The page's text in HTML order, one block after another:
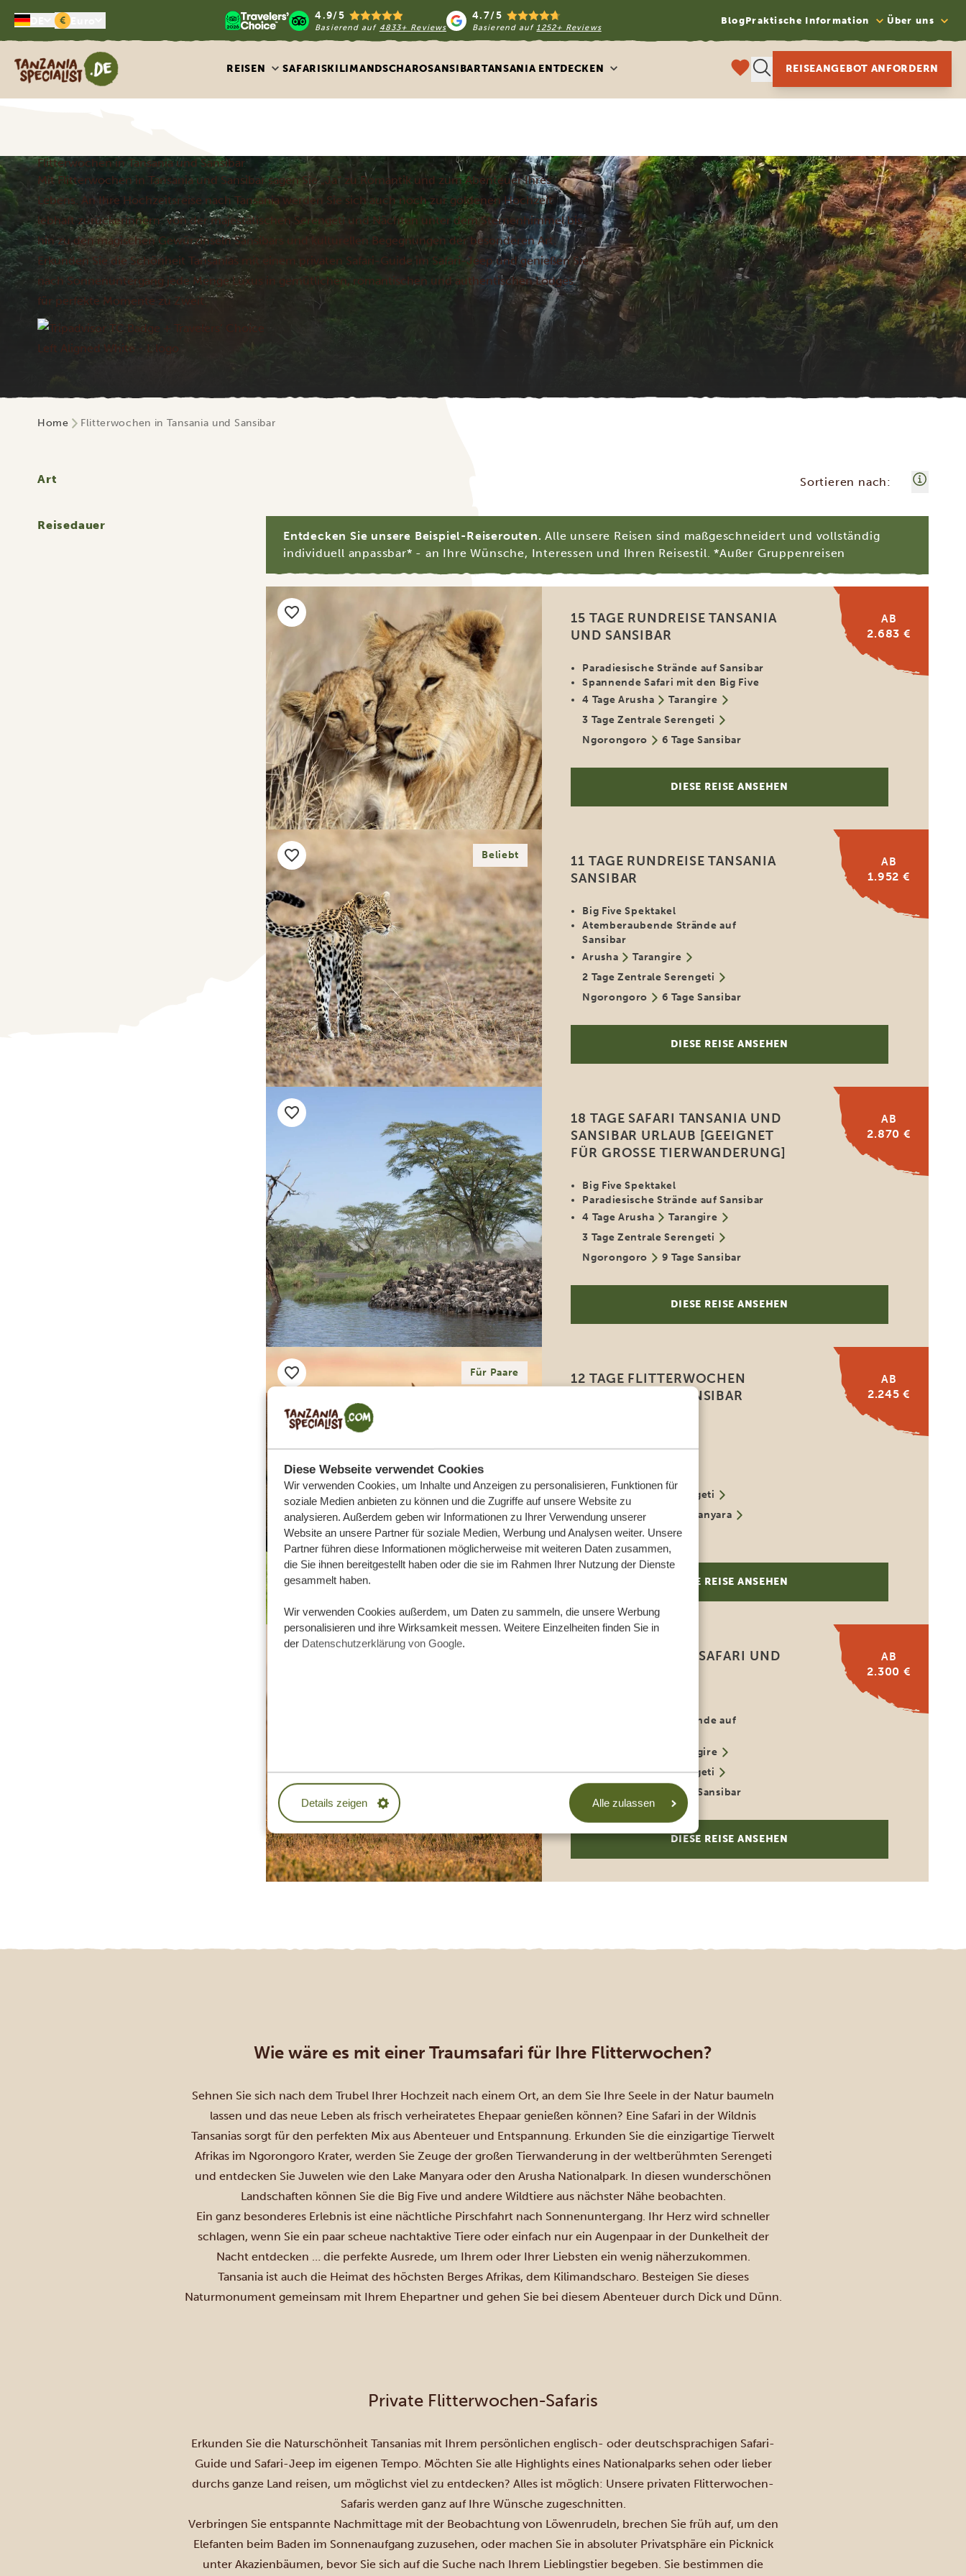
Diese Webseite verwendet Cookies
Wir verwenden Cookies, um Inhalte und Anzeigen zu personalisieren, Funktionen für
soziale Medien anbieten zu können und die Zugriffe auf unsere Website zu
analysieren. Außerdem geben wir Informationen zu Ihrer Verwendung unserer
Website an unsere Partner für soziale Medien, Werbung und Analysen weiter. Unsere
Partner führen diese Informationen möglicherweise mit weiteren Daten zusammen,
die Sie ihnen bereitgestellt haben oder die sie im Rahmen Ihrer Nutzung der Dienste
gesammelt haben.
Wir verwenden Cookies außerdem, um Daten zu sammeln, die unsere Werbung
personalisieren und ihre Wirksamkeit messen. Weitere Einzelheiten finden Sie in
der Datenschutzerklärung von Google.
Details zeigen Alle zulassen
€ 4.9/5
Basierend auf 4833+ Reviews
4.7/5
Basierend auf1252+ Reviews
BlogPraktische Information Über uns
Tanzania Specialist
REISEN SAFARISKILIMANDSCHAROSANSIBARTANSANIA ENTDECKEN REISEANGEBOT ANFORDERN
Flitterwochen in Tansania und Sansibar
Mit Flitterwochen in Tansania und Sansibar sagen Sie „Ja“ zu Romantik und zum Abenteuer Ihres
Lebens. An Ihre Hochzeitsreise nach Tansania werden Sie sich auch noch zur goldenen Hochzeit
lebhaft zurückerinnern: von der majestätischen Serengeti und Nächten unter dem Sternenhimmel bis
hin zu den magischen Gewürzinseln Sansibars und kulturellen Begegnungen der besonderen Art.
Erkunden Sie die Schönheit Tansanias mit einem privaten Safari-Guide im Safari-Jeep und genießen Sie
nach Sonnenuntergang jede Menge Luxus in gemütlichen, romantischen und authentischen Lodges:
für perfekte Momente zu Zweit.
Home Flitterwochen in Tansania und Sansibar
Art
Reisedauer
Sortieren nach:
Entdecken Sie unsere Beispiel-Reiserouten. Alle unsere Reisen sind maßgeschneidert und vollständig
individuell anpassbar* - an Ihre Wünsche, Interessen und Ihren Reisestil. *Außer Gruppenreisen
AB
2.683 €
15 TAGE RUNDREISE TANSANIA
UND SANSIBAR
Paradiesische Strände auf Sansibar
Spannende Safari mit den Big Five
4 Tage Arusha
Tarangire
3 Tage Zentrale Serengeti
Ngorongoro
6 Tage Sansibar
DIESE REISE ANSEHEN
Beliebt AB
1.952 €
11 TAGE RUNDREISE TANSANIA
SANSIBAR
Big Five Spektakel
Atemberaubende Strände auf
Sansibar
Arusha
Tarangire
2 Tage Zentrale Serengeti
Ngorongoro
6 Tage Sansibar
DIESE REISE ANSEHEN
AB
2.870 €
18 TAGE SAFARI TANSANIA UND
SANSIBAR URLAUB [GEEIGNET
FÜR GROSSE TIERWANDERUNG]
Big Five Spektakel
Paradiesische Strände auf Sansibar
4 Tage Arusha
Tarangire
3 Tage Zentrale Serengeti
Ngorongoro
9 Tage Sansibar
DIESE REISE ANSEHEN
Für Paare AB
2.245 €
12 TAGE FLITTERWOCHEN
TANSANIA UND SANSIBAR
2 Tage Zentrale Serengeti
Ngorongoro
Lake Manyara
6 Tage Sansibar
DIESE REISE ANSEHEN
AB
2.300 €
13 TAGE TANSANIA SAFARI UND
Atemberaubende Strände auf
Tarangire
2 Tage Zentrale Serengeti
5 Tage Sansibar
DIESE REISE ANSEHEN
Wie wäre es mit einer Traumsafari für Ihre Flitterwochen?
Sehnen Sie sich nach dem Trubel Ihrer Hochzeit nach einem Ort, an dem Sie Ihre Seele in der Natur baumeln
lassen und das neue Leben als frisch verheiratetes Ehepaar genießen können? Eine Safari in der Wildnis
Tansanias sorgt für den perfekten Mix aus Abenteuer und Entspannung. Erkunden Sie die einzigartige Tierwelt
Afrikas im Ngorongoro Krater, werden Sie Zeuge der großen Tierwanderungin der weltberühmten Serengeti
und entdecken Sie Juwelen wie den Lake Manyara oder den Arusha Nationalpark. In diesen wunderschönen
Landschaften können Sie die Big Five und andere Wildtiere aus nächster Nähe beobachten.
Ein ganz besonderes Erlebnis ist eine nächtliche Pirschfahrt nach Sonnenuntergang. Ihr Herz wird schneller
schlagen, wenn Sie ein paar scheue nachtaktive Tiere oder einfach nur ein Augenpaar in der Dunkelheit der
Nacht entdecken … die perfekte Ausrede, um Ihrem oder Ihrer Liebsten ein wenig näherzukommen.
Tansania ist auch die Heimat des höchsten Berges Afrikas, dem Kilimandscharo. Besteigen Sie dieses
Naturmonument gemeinsam mit Ihrem Ehepartner und gehen Sie bei diesem Abenteuer durch Dick und Dünn.
Private Flitterwochen-Safaris
Erkunden Sie die Naturschönheit Tansanias mit Ihrem persönlichen englisch- oder deutschsprachigen Safari-
Guideund Safari-Jeep im eigenen Tempo. Möchten Sie alle Highlights eines Nationalparks sehen oder lieber
durchs ganze Land reisen, um möglichst viel zu entdecken? Alles ist möglich: Unsere privaten Flitterwochen-
Safaris werden ganz auf Ihre Wünsche zugeschnitten.
Verbringen Sie entspannte Nachmittage mit der Beobachtung von Löwenrudeln, brechen Sie früh auf, um den
Elefanten beim Baden im Sonnenaufgang zuzusehen, oder machen Sie in absoluter Privatsphäre ein Picknick
unter Akazienbäumen, bevor Sie sich auf die Suche nach Ihrem Lieblingstier begeben. Sie bestimmen die